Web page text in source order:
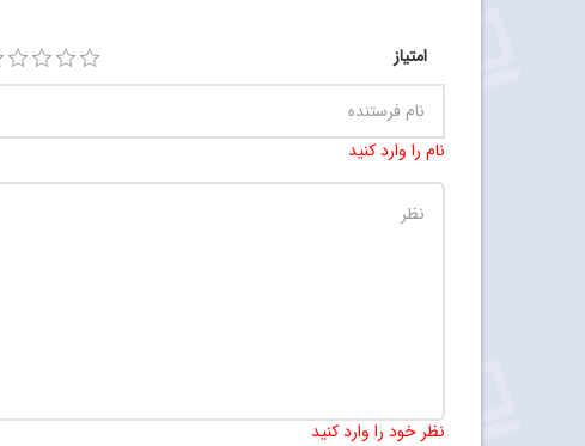
امتیاز
نام را وارد کنید
نظر خود را وارد کنید